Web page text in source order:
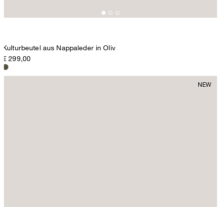
Kulturbeutel aus Nappaleder in Oliv
€ 299,00